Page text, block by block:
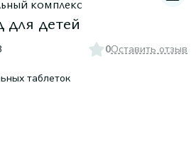
комплекс
для детей
0Оставить отзыв
таблеток